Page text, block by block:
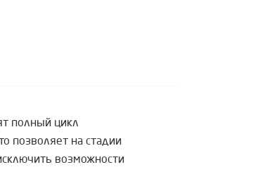
полный цикл
позволяет на стадии
возможности